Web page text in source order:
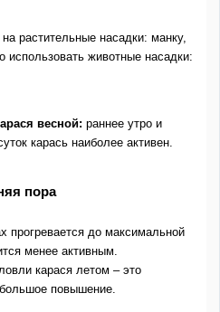
растительные насадки: манку,
использовать животные насадки:
весной: раннее утро и
карась наиболее активен.
пора
прогревается до максимальной
менее активным.
карася летом – это
повышение.